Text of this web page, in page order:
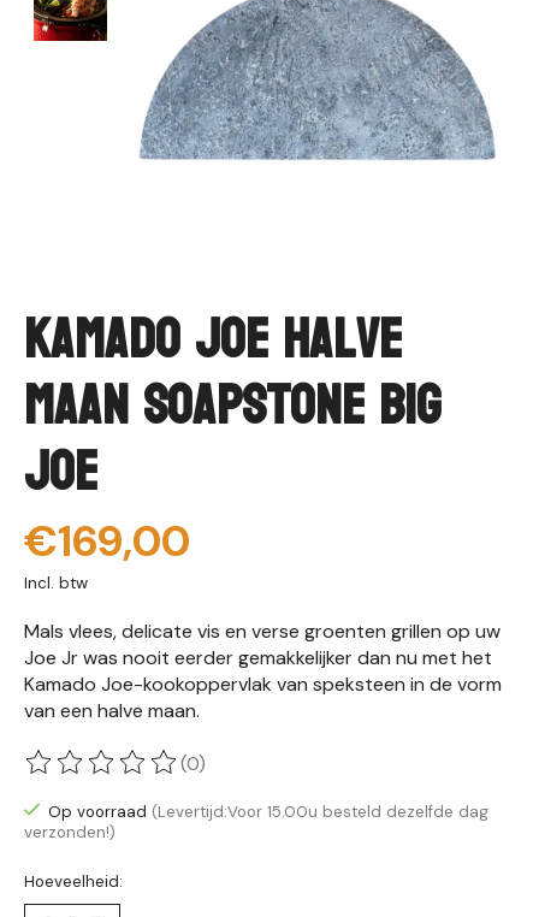
Kamado Joe Halve
Maan Soapstone Big
Joe
€169,00
Incl. btw
Mals vlees, delicate vis en verse groenten grillen op uw
Joe Jr was nooit eerder gemakkelijker dan nu met het
Kamado Joe-kookoppervlak van speksteen in de vorm
van een halve maan.
De beoordeling van dit product is
(0)
Op voorraad (Levertijd:Voor 15.00u besteld dezelfde dag
verzonden!)
Hoeveelheid: